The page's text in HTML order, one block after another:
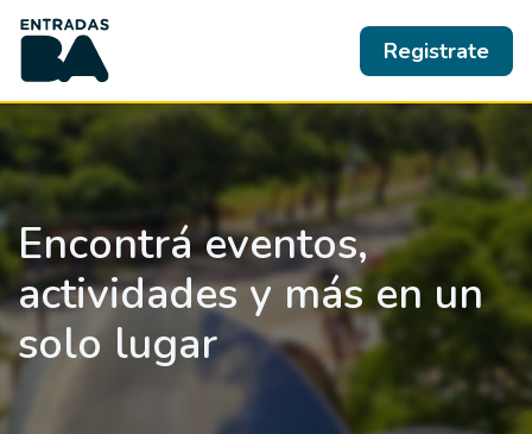
Registrate
Encontrá eventos,
actividades y más en un
solo lugar